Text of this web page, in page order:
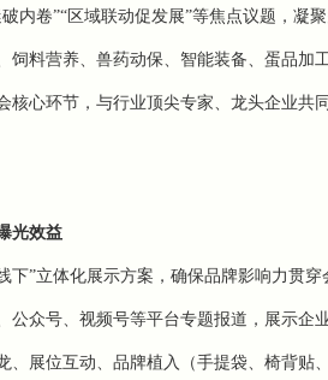
内卷”“区域联动促发展”等焦点议题，凝
饲料营养、兽药动保、智能装备、蛋品加
核心环节，与行业顶尖专家、龙头企业共
光效益
下”立体化展示方案，确保品牌影响力贯穿
公众号、视频号等平台专题报道，展示企
、展位互动、品牌植入（手提袋、椅背